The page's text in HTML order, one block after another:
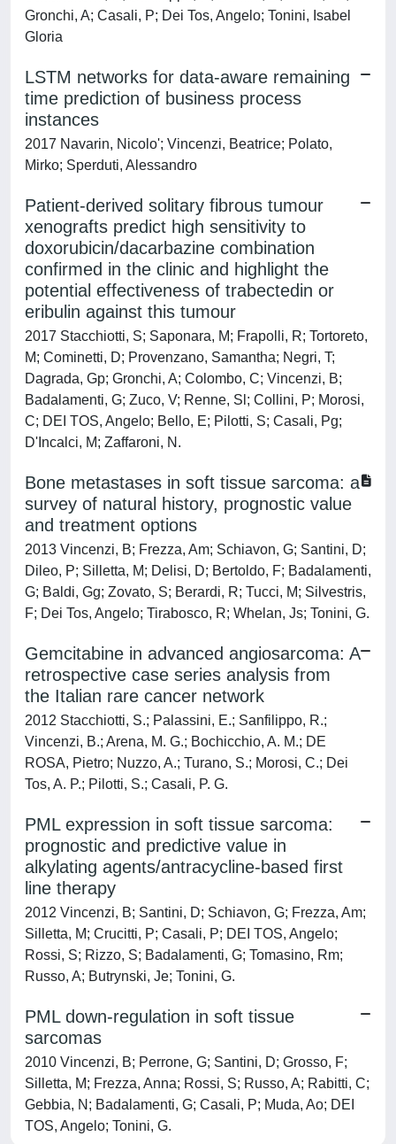
Gronchi, A; Casali, P; Dei Tos, Angelo; Tonini, Isabel
Gloria
LSTM networks for data-aware remaining
time prediction of business process
instances
2017 Navarin, Nicolo'; Vincenzi, Beatrice; Polato,
Mirko; Sperduti, Alessandro
Patient-derived solitary fibrous tumour
xenografts predict high sensitivity to
doxorubicin/dacarbazine combination
confirmed in the clinic and highlight the
potential effectiveness of trabectedin or
eribulin against this tumour
2017 Stacchiotti, S; Saponara, M; Frapolli, R; Tortoreto,
M; Cominetti, D; Provenzano, Samantha; Negri, T;
Dagrada, Gp; Gronchi, A; Colombo, C; Vincenzi, B;
Badalamenti, G; Zuco, V; Renne, Sl; Collini, P; Morosi,
C; DEI TOS, Angelo; Bello, E; Pilotti, S; Casali, Pg;
D'Incalci, M; Zaffaroni, N.
Bone metastases in soft tissue sarcoma: a
survey of natural history, prognostic value
and treatment options
2013 Vincenzi, B; Frezza, Am; Schiavon, G; Santini, D;
Dileo, P; Silletta, M; Delisi, D; Bertoldo, F; Badalamenti,
G; Baldi, Gg; Zovato, S; Berardi, R; Tucci, M; Silvestris,
F; Dei Tos, Angelo; Tirabosco, R; Whelan, Js; Tonini, G.
Gemcitabine in advanced angiosarcoma: A
retrospective case series analysis from
the Italian rare cancer network
2012 Stacchiotti, S.; Palassini, E.; Sanfilippo, R.;
Vincenzi, B.; Arena, M. G.; Bochicchio, A. M.; DE
ROSA, Pietro; Nuzzo, A.; Turano, S.; Morosi, C.; Dei
Tos, A. P.; Pilotti, S.; Casali, P. G.
PML expression in soft tissue sarcoma:
prognostic and predictive value in
alkylating agents/antracycline-based first
line therapy
2012 Vincenzi, B; Santini, D; Schiavon, G; Frezza, Am;
Silletta, M; Crucitti, P; Casali, P; DEI TOS, Angelo;
Rossi, S; Rizzo, S; Badalamenti, G; Tomasino, Rm;
Russo, A; Butrynski, Je; Tonini, G.
PML down-regulation in soft tissue
sarcomas
2010 Vincenzi, B; Perrone, G; Santini, D; Grosso, F;
Silletta, M; Frezza, Anna; Rossi, S; Russo, A; Rabitti, C;
Gebbia, N; Badalamenti, G; Casali, P; Muda, Ao; DEI
TOS, Angelo; Tonini, G.